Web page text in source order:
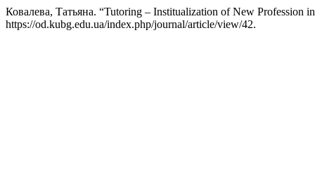
Ковалева, Татьяна. “Tutoring – Institualization of New Profession
https://od.kubg.edu.ua/index.php/journal/article/view/42.